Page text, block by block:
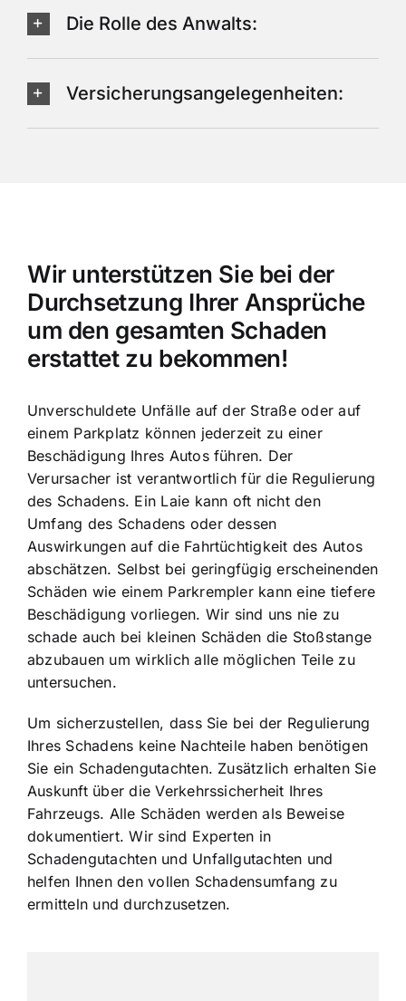
Die Rolle des Anwalts:
Versicherungsangelegenheiten:
Wir unterstützen Sie bei der
Durchsetzung Ihrer Ansprüche
um den gesamten Schaden
erstattet zu bekommen!
Unverschuldete Unfälle auf der Straße oder auf
einem Parkplatz können jederzeit zu einer
Beschädigung Ihres Autos führen. Der
Verursacher ist verantwortlich für die Regulierung
des Schadens. Ein Laie kann oft nicht den
Umfang des Schadens oder dessen
Auswirkungen auf die Fahrtüchtigkeit des Autos
abschätzen. Selbst bei geringfügig erscheinenden
Schäden wie einem Parkrempler kann eine tiefere
Beschädigung vorliegen. Wir sind uns nie zu
schade auch bei kleinen Schäden die Stoßstange
abzubauen um wirklich alle möglichen Teile zu
untersuchen.
Um sicherzustellen, dass Sie bei der Regulierung
Ihres Schadens keine Nachteile haben benötigen
Sie ein Schadengutachten. Zusätzlich erhalten Sie
Auskunft über die Verkehrssicherheit Ihres
Fahrzeugs. Alle Schäden werden als Beweise
dokumentiert. Wir sind Experten in
Schadengutachten und Unfallgutachten und
helfen Ihnen den vollen Schadensumfang zu
ermitteln und durchzusetzen.